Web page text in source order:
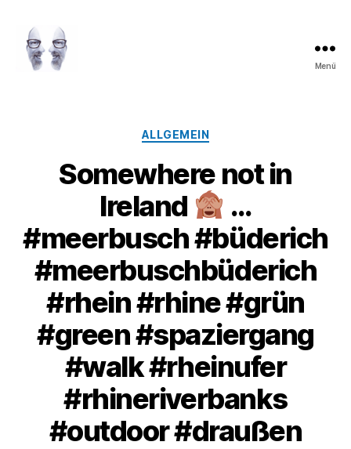
Menü
Kategorien
ALLGEMEIN
Somewhere not in
Ireland
…
#meerbusch #büderich
#meerbuschbüderich
#rhein #rhine #grün
#green #spaziergang
#walk #rheinufer
#rhineriverbanks
#outdoor #draußen